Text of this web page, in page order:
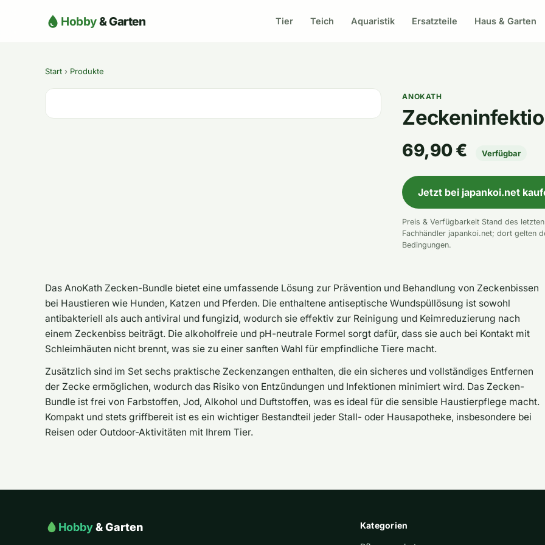
Hobby& Garten Tier Teich Aquaristik Ersatzteile Haus & Garten
Start › Produkte
ANOKATH
69,90 € Verfügbar
Jetzt bei japankoi.net
Preis & Verfügbarkeit Stand des
Fachhändler japankoi.net; dort gelten
Bedingungen.
Das AnoKath Zecken-Bundle bietet eine umfassende Lösung zur Prävention und Behandlung von Zeckenbissen
bei Haustieren wie Hunden, Katzen und Pferden. Die enthaltene antiseptische Wundspüllösung ist sowohl
antibakteriell als auch antiviral und fungizid, wodurch sie effektiv zur Reinigung und Keimreduzierung nach
einem Zeckenbiss beiträgt. Die alkoholfreie und pH-neutrale Formel sorgt dafür, dass sie auch bei Kontakt mit
Schleimhäuten nicht brennt, was sie zu einer sanften Wahl für empfindliche Tiere macht.
Zusätzlich sind im Set sechs praktische Zeckenzangen enthalten, die ein sicheres und vollständiges Entfernen
der Zecke ermöglichen, wodurch das Risiko von Entzündungen und Infektionen minimiert wird. Das Zecken-
Bundle ist frei von Farbstoffen, Jod, Alkohol und Duftstoffen, was es ideal für die sensible Haustierpflege macht.
Kompakt und stets griffbereit ist es ein wichtiger Bestandteil jeder Stall- oder Hausapotheke, insbesondere bei
Reisen oder Outdoor-Aktivitäten mit Ihrem Tier.
Hobby& Garten Kategorien